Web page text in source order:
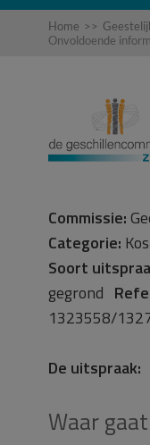
Home >>
Onvoldoende
Commissie:
Categorie:
Soort
gegrond
1323558/
De uitspraak:
Waar